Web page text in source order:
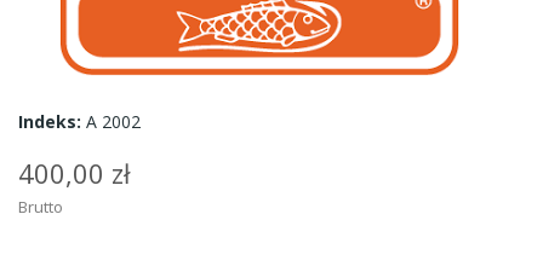
Indeks: A 2002
400,00 zł
Brutto